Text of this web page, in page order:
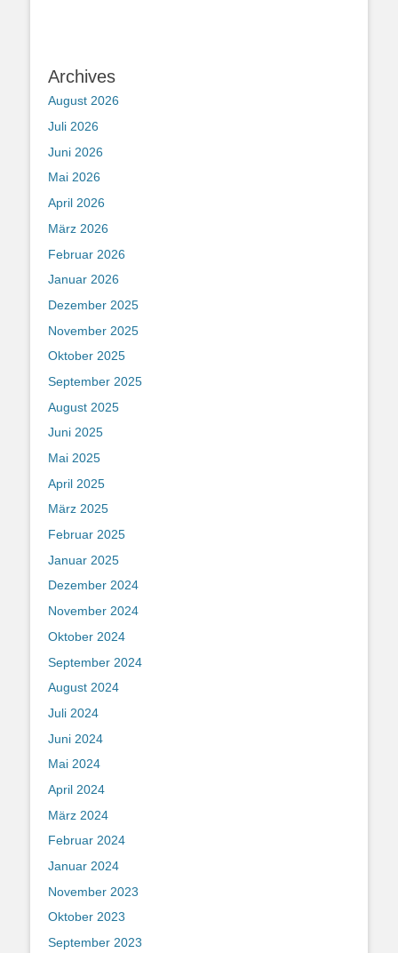
Archives
August 2026
Juli 2026
Juni 2026
Mai 2026
April 2026
März 2026
Februar 2026
Januar 2026
Dezember 2025
November 2025
Oktober 2025
September 2025
August 2025
Juni 2025
Mai 2025
April 2025
März 2025
Februar 2025
Januar 2025
Dezember 2024
November 2024
Oktober 2024
September 2024
August 2024
Juli 2024
Juni 2024
Mai 2024
April 2024
März 2024
Februar 2024
Januar 2024
November 2023
Oktober 2023
September 2023